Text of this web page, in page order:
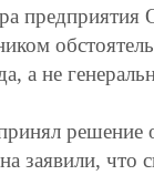
предприятия
а не
заявили,